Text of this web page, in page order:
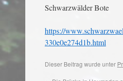
Schwarzwälder Bote
https://
330e0e274d1b.html
Dieser Beitrag wurde unter